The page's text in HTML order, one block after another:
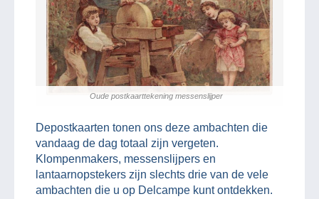
Oude postkaarttekening messenslijper
Depostkaarten tonen ons deze ambachten die
vandaag de dag totaal zijn vergeten.
Klompenmakers, messenslijpers en
lantaarnopstekers zijn slechts drie van de vele
ambachten die u op Delcampe kunt ontdekken.